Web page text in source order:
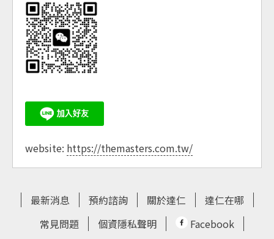
website: https://themasters.com.tw/
最新消息 預約諮詢 關於達仁
達仁在哪
常見問題
個資隱私聲明 Facebook